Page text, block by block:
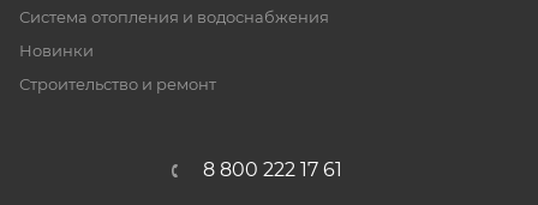
Система отопления и водоснабжения
Новинки
Строительство и ремонт
8 800 222 17 61